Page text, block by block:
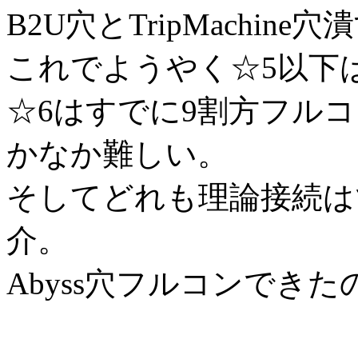
B2U穴とTripMachine穴
これでようやく☆5以下
☆6はすでに9割方フル
かなか難しい。
そしてどれも理論接続
介。
Abyss穴フルコンできた